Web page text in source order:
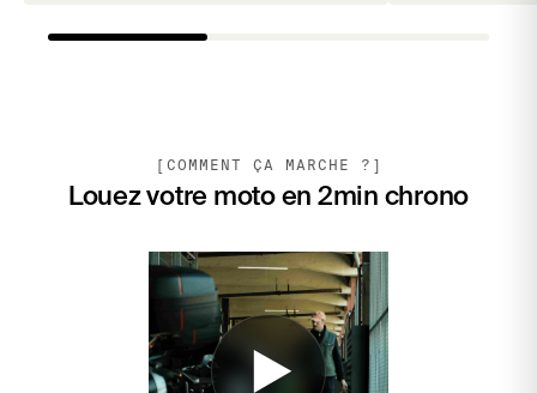
[COMMENT ÇA MARCHE ?]
Louez votre moto en 2min chrono